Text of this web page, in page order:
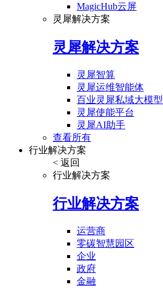
MagicHub云屏
灵犀解决方案
灵犀解决方案
灵犀智算
灵犀运维智能体
百业灵犀私域大模型
灵犀使能平台
灵犀AI助手
查看所有
行业解决方案
< 返回
行业解决方案
行业解决方案
运营商
零碳智慧园区
企业
政府
金融